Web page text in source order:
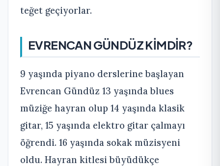
teğet geçiyorlar.
EVRENCAN GÜNDÜZ KİMDİR?
9 yaşında piyano derslerine başlayan
Evrencan Gündüz 13 yaşında blues
müziğe hayran olup 14 yaşında klasik
gitar, 15 yaşında elektro gitar çalmayı
öğrendi. 16 yaşında sokak müzisyeni
oldu. Hayran kitlesi büyüdükçe